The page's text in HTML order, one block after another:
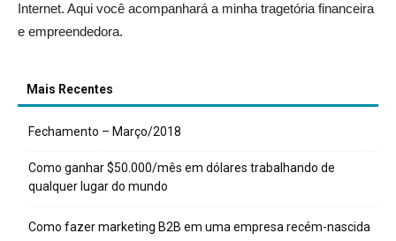
Internet. Aqui você acompanhará a minha tragetória financeira
e empreendedora.
Mais Recentes
Fechamento – Março/2018
Como ganhar $50.000/mês em dólares trabalhando de
qualquer lugar do mundo
Como fazer marketing B2B em uma empresa recém-nascida